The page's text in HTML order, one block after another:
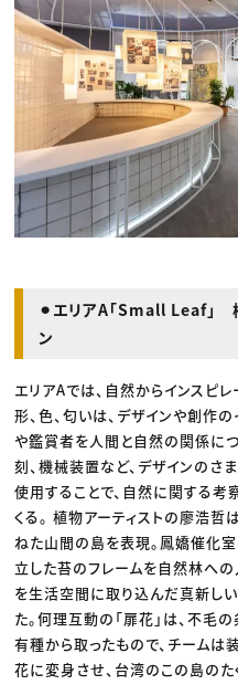
⚫︎エリアA「Small Leaf」
ン
エリアAでは、自然からインスピ
形、色、匂いは、デザインや創作
や鑑賞者を人間と自然の関係に
刻、機械装置など、デザインのさ
使用することで、自然に関する考
くる。 植物アーティストの廖浩
ねた山間の島を表現。鳳嬌催化
立した苔のフレームを自然林への
を生活空間に取り込んだ真新し
た。何理互動の「扉花」は、不
有種から取ったもので、チーム
花に変身させ、台湾のこの島のた